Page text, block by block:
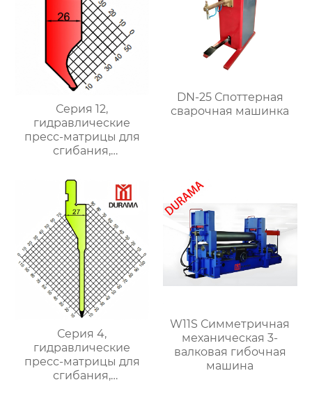
Серия 12,
гидравлические
пресс-матрицы для
сгибания,
формы для сгибания
листового металла
DN-25 Споттерная
сварочная машинка
Серия 4,
гидравлические
пресс-матрицы для
сгибания,
W11S Симметричная
механическая 3-
валковая гибочная
машина